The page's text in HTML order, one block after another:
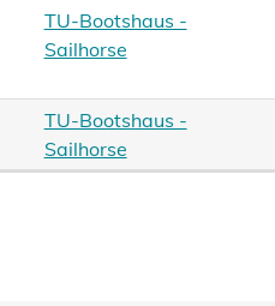
TU-Bootshaus -
Sailhorse
TU-Bootshaus -
Sailhorse